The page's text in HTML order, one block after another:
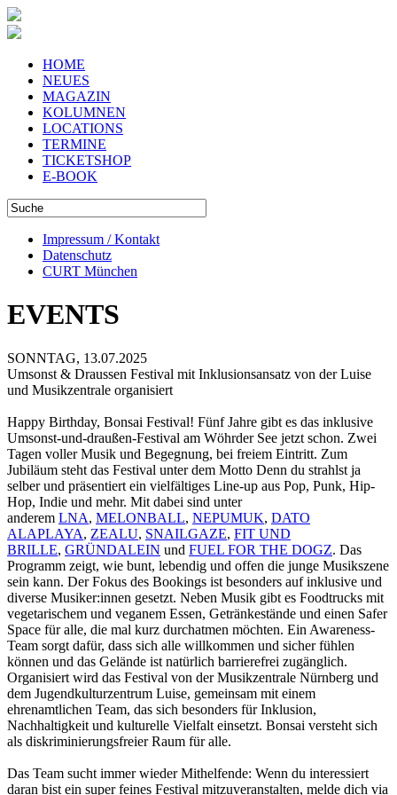
HOME
NEUES
MAGAZIN
KOLUMNEN
LOCATIONS
TERMINE
TICKETSHOP
E-BOOK
Impressum / Kontakt
Datenschutz
CURT München
EVENTS
SONNTAG, 13.07.2025
Umsonst & Draussen Festival mit Inklusionsansatz von der Luise
und Musikzentrale organisiert
Happy Birthday, Bonsai Festival! Fünf Jahre gibt es das inklusive
Umsonst-und-draußen-Festival am Wöhrder See jetzt schon. Zwei
Tagen voller Musik und Begegnung, bei freiem Eintritt. Zum
Jubiläum steht das Festival unter dem Motto Denn du strahlst ja
selber und präsentiert ein vielfältiges Line-up aus Pop, Punk, Hip-
Hop, Indie und mehr. Mit dabei sind unter
anderem LNA, MELONBALL, NEPUMUK, DATO
ALAPLAYA, ZEALU, SNAILGAZE, FIT UND
BRILLE, GRÜNDALEIN und FUEL FOR THE DOGZ. Das
Programm zeigt, wie bunt, lebendig und offen die junge Musikszene
sein kann. Der Fokus des Bookings ist besonders auf inklusive und
diverse Musiker:innen gesetzt. Neben Musik gibt es Foodtrucks mit
vegetarischem und veganem Essen, Getränkestände und einen Safer
Space für alle, die mal kurz durchatmen möchten. Ein Awareness-
Team sorgt dafür, dass sich alle willkommen und sicher fühlen
können und das Gelände ist natürlich barrierefrei zugänglich.
Organisiert wird das Festival von der Musikzentrale Nürnberg und
dem Jugendkulturzentrum Luise, gemeinsam mit einem
ehrenamtlichen Team, das sich besonders für Inklusion,
Nachhaltigkeit und kulturelle Vielfalt einsetzt. Bonsai versteht sich
als diskriminierungsfreier Raum für alle.
Das Team sucht immer wieder Mithelfende: Wenn du interessiert
daran bist ein super feines Festival mitzuveranstalten, melde dich via